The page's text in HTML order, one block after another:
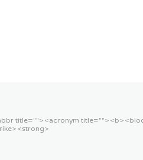
title=""> <acronym title=""> <b>
<strong>